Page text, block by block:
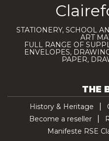
STATIONERY, SCHOOL
ART
FULL RANGE OF
ENVELOPES,
PAPER,
THE
History & Heritage
Become a reseller
Manifeste RSE